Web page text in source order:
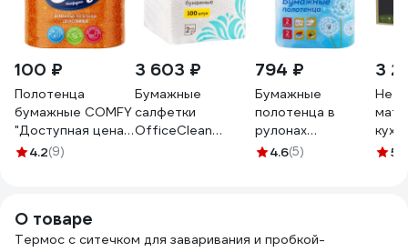
100 ₽
Полотенца
бумажные COMFY
"Доступная цена"
2-сл. 2 рул./вл.12
4.2(9)
3 603 ₽
Бумажные
салфетки
OfficeClean
794 ₽
Бумажные
полотенца в
рулонах
OfficeClean 2-
4.6(5)
3
5
О товаре
Термос с ситечком для заваривания и пробкой-